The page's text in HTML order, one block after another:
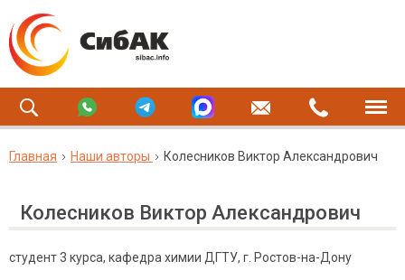
Главная Наши авторы Колесников Виктор Александрович
Колесников Виктор Александрович
студент 3 курса, кафедра химии ДГТУ, г. Ростов-на-Дону